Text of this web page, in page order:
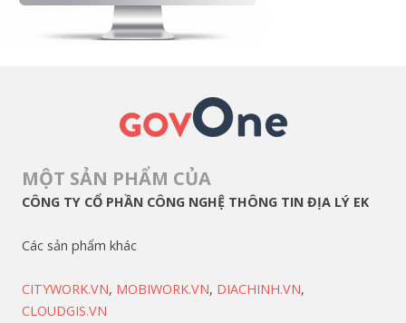
MỘT SẢN PHẨM CỦA
CÔNG TY CỔ PHẦN CÔNG NGHỆ THÔNG TIN ĐỊA LÝ EK
Các sản phẩm khác
CITYWORK.VN, MOBIWORK.VN, DIACHINH.VN,
CLOUDGIS.VN